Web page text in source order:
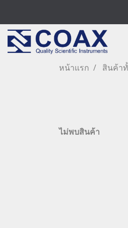
หน้าแรก สินค้า
ไม่พบสินค้า